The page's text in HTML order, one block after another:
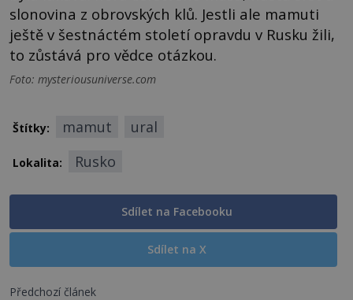
slonovina z obrovských klů. Jestli ale mamuti
ještě v šestnáctém století opravdu v Rusku žili,
to zůstává pro vědce otázkou.
Foto: mysteriousuniverse.com
Štítky: mamut ural
Lokalita: Rusko
Sdílet na Facebooku
Sdílet na X
Předchozí článek